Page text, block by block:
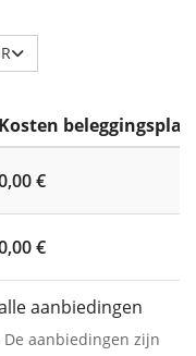
Kosten beleggingsplan
€
€
aanbiedingen
De aanbiedingen zijn